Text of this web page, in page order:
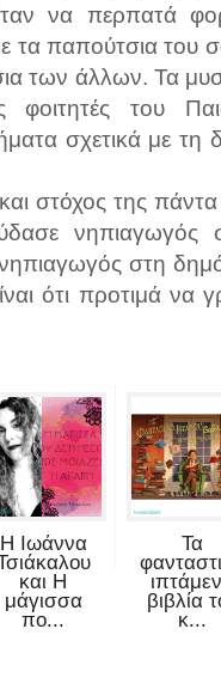
να περπατά
παπούτσια του
των άλλων. Τα
του
σχετικά με τη
στόχος της
νηπιαγωγός
στη
ότι προτιμά να
Η Ιωάννα
και Η
μάγισσα
πο...
Τα
βιβλία
κ...